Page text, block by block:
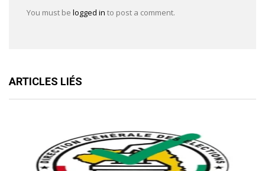
You must be logged in to post a comment.
ARTICLES LIÉS